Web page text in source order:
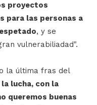
proyectos
para las personas a
, y se
vulnerabiliadad".
la última fras del
lucha, con la
queremos buenas